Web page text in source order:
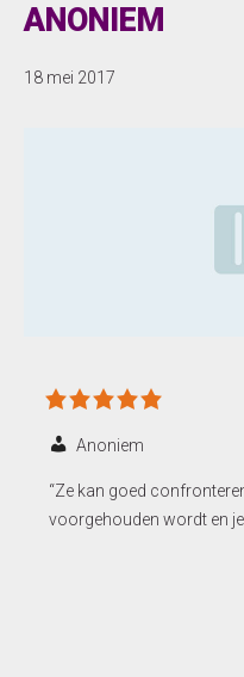
ANONIEM
18 mei 2017
Anoniem
“Ze kan goed
voorgehouden wordt en